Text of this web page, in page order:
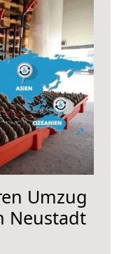
Umzug
Neustadt